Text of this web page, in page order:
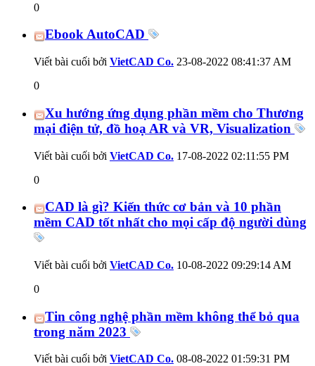
0
Ebook AutoCAD
Viết bài cuối bởi VietCAD Co. 23-08-2022 08:41:37 AM
0
Xu hướng ứng dụng phần mềm cho Thương
mại điện tử, đồ hoạ AR và VR, Visualization
Viết bài cuối bởi VietCAD Co. 17-08-2022 02:11:55 PM
0
CAD là gì? Kiến thức cơ bản và 10 phần
mềm CAD tốt nhất cho mọi cấp độ người dùng
Viết bài cuối bởi VietCAD Co. 10-08-2022 09:29:14 AM
0
Tin công nghệ phần mềm không thể bỏ qua
trong năm 2023
Viết bài cuối bởi VietCAD Co. 08-08-2022 01:59:31 PM